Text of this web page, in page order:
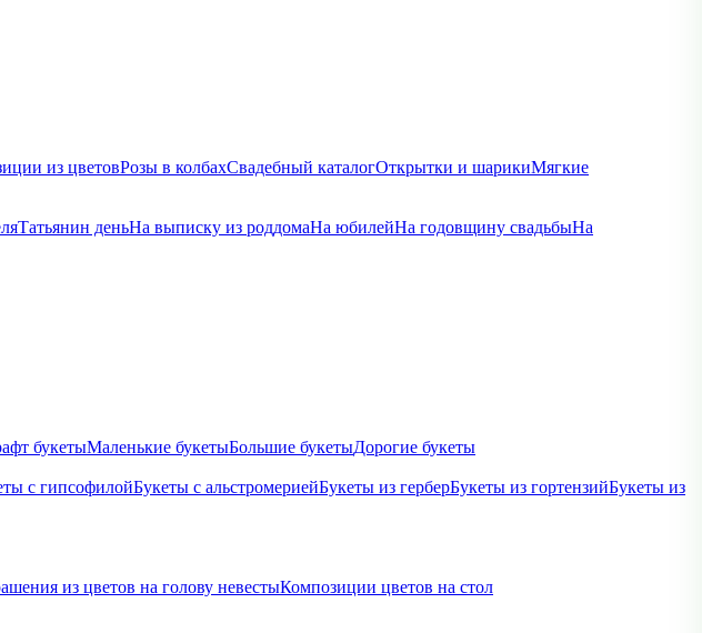
из цветовРозы в колбахСвадебный каталогОткрытки и шарикиМягкие
Татьянин деньНа выписку из роддомаНа юбилейНа годовщину свадьбыНа
букетыМаленькие букетыБольшие букетыДорогие букеты
с гипсофилойБукеты с альстромериейБукеты из герберБукеты из гортензийБукеты из
из цветов на голову невестыКомпозиции цветов на стол